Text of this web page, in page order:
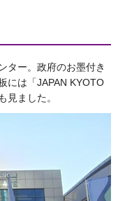
ター。政府のお墨付き
には「JAPAN KYOTO
見ました。